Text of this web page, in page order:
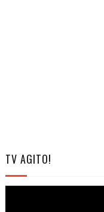
TV AGITO!